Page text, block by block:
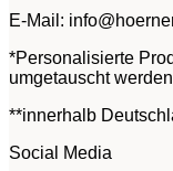
E-Mail:
*Personalisierte
umgetauscht werden
**innerhalb
Social Media